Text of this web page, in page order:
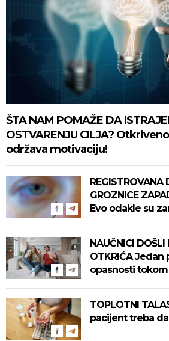
ŠTA NAM POMAŽE DA
OSTVARENJU CILJA?
održava motivaciju!
REGISTROVANA
GROZNICE
Evo odakle su
NAUČNICI
OTKRIĆA
opasnosti
TOPLOTNI
pacijent treba da